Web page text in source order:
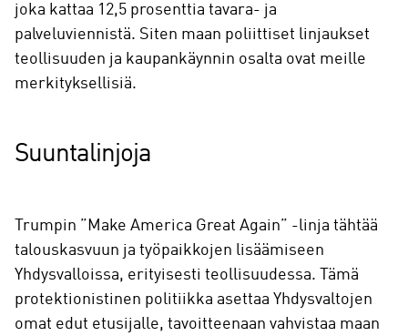
joka kattaa 12,5 prosenttia tavara- ja
palveluviennistä. Siten maan poliittiset linjaukset
teollisuuden ja kaupankäynnin osalta ovat meille
merkityksellisiä.
Suuntalinjoja
Trumpin ”Make America Great Again” -linja tähtää
talouskasvuun ja työpaikkojen lisäämiseen
Yhdysvalloissa, erityisesti teollisuudessa. Tämä
protektionistinen politiikka asettaa Yhdysvaltojen
omat edut etusijalle, tavoitteenaan vahvistaa maan